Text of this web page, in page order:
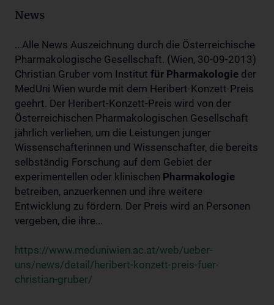
News
...Alle News Auszeichnung durch die Österreichische
Pharmakologische Gesellschaft. (Wien, 30-09-2013)
Christian Gruber vom Institut für Pharmakologie der
MedUni Wien wurde mit dem Heribert-Konzett-Preis
geehrt. Der Heribert-Konzett-Preis wird von der
Österreichischen Pharmakologischen Gesellschaft
jährlich verliehen, um die Leistungen junger
Wissenschafterinnen und Wissenschafter, die bereits
selbständig Forschung auf dem Gebiet der
experimentellen oder klinischen Pharmakologie
betreiben, anzuerkennen und ihre weitere
Entwicklung zu fördern. Der Preis wird an Personen
vergeben, die ihre...
https://www.meduniwien.ac.at/web/ueber-
uns/news/detail/heribert-konzett-preis-fuer-
christian-gruber/